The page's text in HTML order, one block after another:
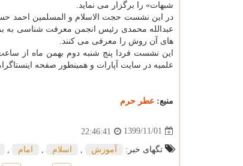
شبهات» را برگزار می نماید.
در این نشست حجت الاسلام و المسلمین احمد
عبدالله محمدی رئیس انجمن معرفت شناسی به
های آن روش را معرفی می کنند.
علمیه در سایت آپارات و همینطور صفحه
منبع: عطر حرم
1399/11/01
22:46:41
تگهای خبر: آموزش اسلام امام